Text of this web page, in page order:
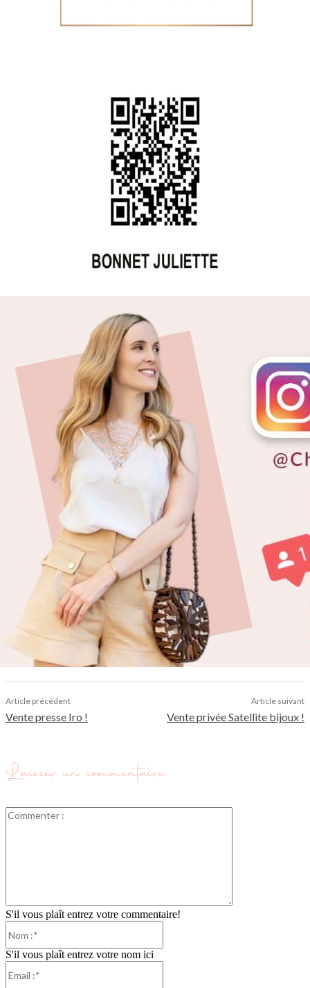
Article précédent
Vente presse Iro !
Article suivant
Vente privée Satellite bijoux !
Laisser un commentaire
S'il vous plaît entrez votre commentaire!
S'il vous plaît entrez votre nom ici